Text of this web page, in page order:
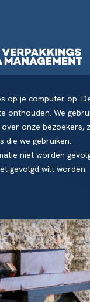
op je computer op.
onthouden. We
onze
die we gebruiken.
niet worden
gevolgd wilt worden.